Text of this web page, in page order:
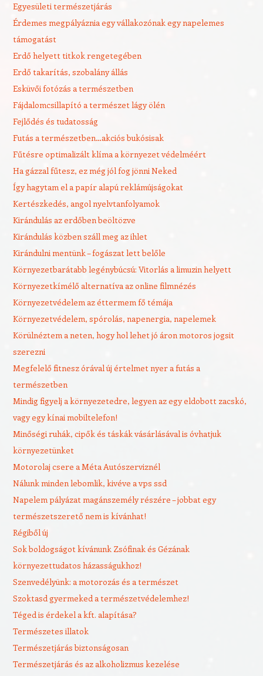
Egyesületi természetjárás
Érdemes megpályáznia egy vállakozónak egy napelemes
támogatást
Erdő helyett titkok rengetegében
Erdő takarítás, szobalány állás
Esküvői fotózás a természetben
Fájdalomcsillapító a természet lágy ölén
Fejlődés és tudatosság
Futás a természetben…akciós bukósisak
Fűtésre optimalizált klíma a környezet védelméért
Ha gázzal fűtesz, ez még jól fog jönni Neked
Így hagytam el a papír alapú reklámújságokat
Kertészkedés, angol nyelvtanfolyamok
Kirándulás az erdőben beöltözve
Kirándulás közben száll meg az ihlet
Kirándulni mentünk – fogászat lett belőle
Környezetbarátabb legénybúcsú: Vitorlás a limuzin helyett
Környezetkímélő alternatíva az online filmnézés
Környezetvédelem az éttermem fő témája
Környezetvédelem, spórolás, napenergia, napelemek
Körülnéztem a neten, hogy hol lehet jó áron motoros jogsit
szerezni
Megfelelő fitnesz órával új értelmet nyer a futás a
természetben
Mindig figyelj a környezetedre, legyen az egy eldobott zacskó,
vagy egy kínai mobiltelefon!
Minőségi ruhák, cipők és táskák vásárlásával is óvhatjuk
környezetünket
Motorolaj csere a Méta Autószerviznél
Nálunk minden lebomlik, kivéve a vps ssd
Napelem pályázat magánszemély részére – jobbat egy
természetszerető nem is kívánhat!
Régiből új
Sok boldogságot kívánunk Zsófinak és Gézának
környezettudatos házasságukhoz!
Szenvedélyünk: a motorozás és a természet
Szoktasd gyermeked a természetvédelemhez!
Téged is érdekel a kft. alapítása?
Természetes illatok
Természetjárás biztonságosan
Természetjárás és az alkoholizmus kezelése